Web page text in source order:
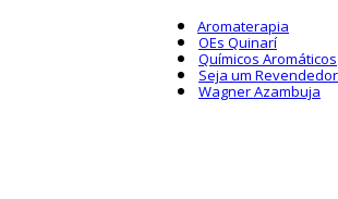
Aromaterapia
OEs Quinarí
Químicos Aromáticos
Seja um Revendedor
Wagner Azambuja